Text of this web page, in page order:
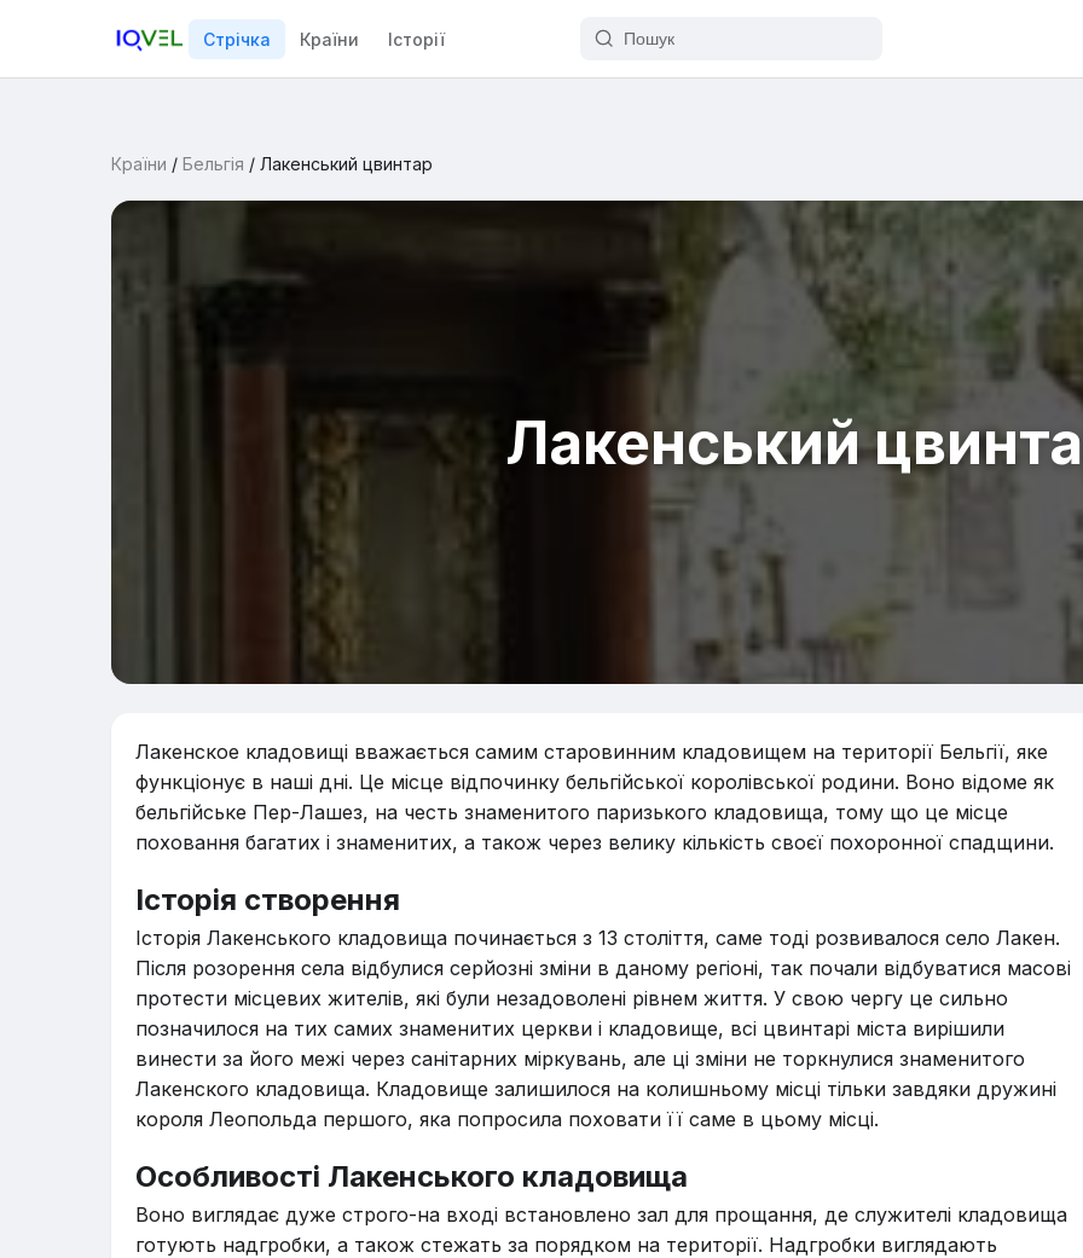
Стрічка Країни Історії
Країни / Бельгія / Лакенський цвинтар
Лакенський
Лакенское кладовищі вважається самим старовинним кладовищем на території Бельгії, яке
функціонує в наші дні. Це місце відпочинку бельгійської королівської родини. Воно відоме як
бельгійське Пер-Лашез, на честь знаменитого паризького кладовища, тому що це місце
поховання багатих і знаменитих, а також через велику кількість своєї похоронної спадщини.
Історія створення
Історія Лакенського кладовища починається з 13 століття, саме тоді розвивалося село Лакен.
Після розорення села відбулися серйозні зміни в даному регіоні, так почали відбуватися масові
протести місцевих жителів, які були незадоволені рівнем життя. У свою чергу це сильно
позначилося на тих самих знаменитих церкви і кладовище, всі цвинтарі міста вирішили
винести за його межі через санітарних міркувань, але ці зміни не торкнулися знаменитого
Лакенского кладовища. Кладовище залишилося на колишньому місці тільки завдяки дружині
короля Леопольда першого, яка попросила поховати її саме в цьому місці.
Особливості Лакенського кладовища
Воно виглядає дуже строго-на вході встановлено зал для прощання, де служителі кладовища
готують надгробки, а також стежать за порядком на території. Надгробки виглядають